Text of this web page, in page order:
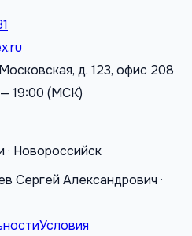
д. 123, офис 208
19:00 (МСК)
· Новороссийск
Сергей Александрович ·
Условия